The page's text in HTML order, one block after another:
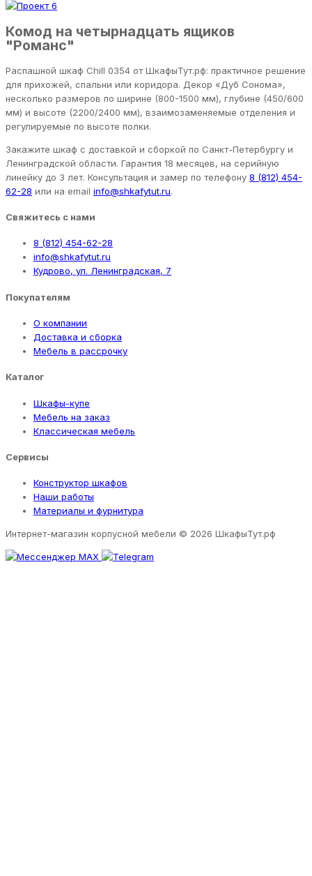
Комод на четырнадцать ящиков
"Романс"
Распашной шкаф Chill 0354 от ШкафыТут.рф: практичное решение
для прихожей, спальни или коридора. Декор «Дуб Сонома»,
несколько размеров по ширине (800-1500 мм), глубине (450/600
мм) и высоте (2200/2400 мм), взаимозаменяемые отделения и
регулируемые по высоте полки.
Закажите шкаф с доставкой и сборкой по Санкт-Петербургу и
Ленинградской области. Гарантия 18 месяцев, на серийную
линейку до 3 лет. Консультация и замер по телефону 8 (812) 454-
62-28 или на email info@shkafytut.ru.
Свяжитесь с нами
8 (812) 454-62-28
info@shkafytut.ru
Кудрово, ул. Ленинградская, 7
Покупателям
О компании
Доставка и сборка
Мебель в рассрочку
Каталог
Шкафы-купе
Мебель на заказ
Классическая мебель
Сервисы
Конструктор шкафов
Наши работы
Материалы и фурнитура
Интернет-магазин корпусной мебели © 2026 ШкафыТут.рф